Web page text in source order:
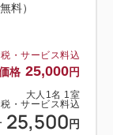
上げます。
利用くださ
税・サービス料込
格 25,000円
大人 1 名 1 室
税・サービス料込
25,500 円
料）